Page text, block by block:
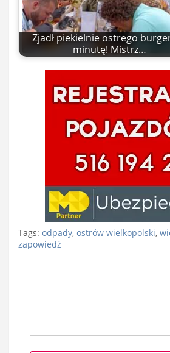
Zjadł piekielnie ostrego
minutę! Mistrz…
Tags: odpady, ostrów wielkopolski,
zapowiedź